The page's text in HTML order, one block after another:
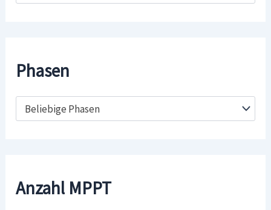
Phasen
Beliebige Phasen
Anzahl MPPT